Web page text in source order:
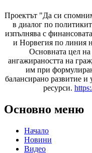
Проектът "Да си
в диалог по
изпълнява с
и Норвегия по линия
Основната цел
ангажираността на
им при
балансирано развитие
ресурси.
Основно меню
Начало
Новини
Видео